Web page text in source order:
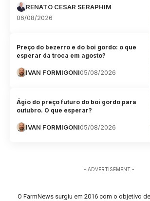
RENATO CESAR SERAPHIM
06/08/2026
Preço do bezerro e do boi gordo: o que
esperar da troca em agosto?
IVAN FORMIGONI05/08/2026
Ágio do preço futuro do boi gordo para
outubro. O que esperar?
IVAN FORMIGONI05/08/2026
- ADVERTISEMENT -
O FarmNews surgiu em 2016 com o objetivo